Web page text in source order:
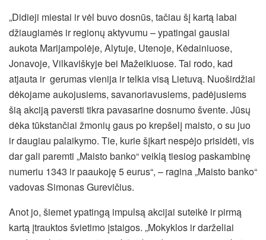
„Didieji miestai ir vėl buvo dosnūs, tačiau šį kartą labai
džiaugiamės ir regionų aktyvumu – ypatingai gausiai
aukota Marijampolėje, Alytuje, Utenoje, Kėdainiuose,
Jonavoje, Vilkaviškyje bei Mažeikiuose. Tai rodo, kad
atjauta ir gerumas vienija ir telkia visą Lietuvą. Nuoširdžiai
dėkojame aukojusiems, savanoriavusiems, padėjusiems
šią akciją paversti tikra pavasarine dosnumo švente. Jūsų
dėka tūkstančiai žmonių gaus po krepšelį maisto, o su juo
ir daugiau palaikymo. Tie, kurie šįkart nespėjo prisidėti, vis
dar gali paremti „Maisto banko“ veiklą tiesiog paskambinę
numeriu 1343 ir paaukoję 5 eurus“, – ragina „Maisto banko“
vadovas Simonas Gurevičius.
Anot jo, šiemet ypatingą impulsą akcijai suteikė ir pirmą
kartą įtrauktos švietimo įstaigos. „Mokyklos ir darželiai